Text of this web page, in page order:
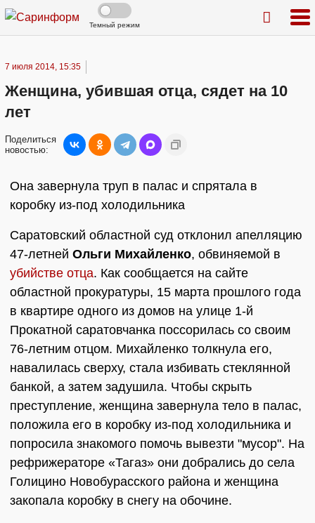
Темный режим
7 июля 2014, 15:35
Женщина, убившая отца, сядет на 10
лет
Поделиться
новостью:
Она завернула труп в палас и спрятала в
коробку из-под холодильника
Саратовский областной суд отклонил апелляцию
47-летней Ольги Михайленко, обвиняемой в
убийстве отца. Как сообщается на сайте
областной прокуратуры, 15 марта прошлого года
в квартире одного из домов на улице 1-й
Прокатной саратовчанка поссорилась со своим
76-летним отцом. Михайленко толкнула его,
навалилась сверху, стала избивать стеклянной
банкой, а затем задушила. Чтобы скрыть
преступление, женщина завернула тело в палас,
положила его в коробку из-под холодильника и
попросила знакомого помочь вывезти "мусор". На
рефрижераторе «Тагаз» они добрались до села
Голицино Новобурасского района и женщина
закопала коробку в снегу на обочине.